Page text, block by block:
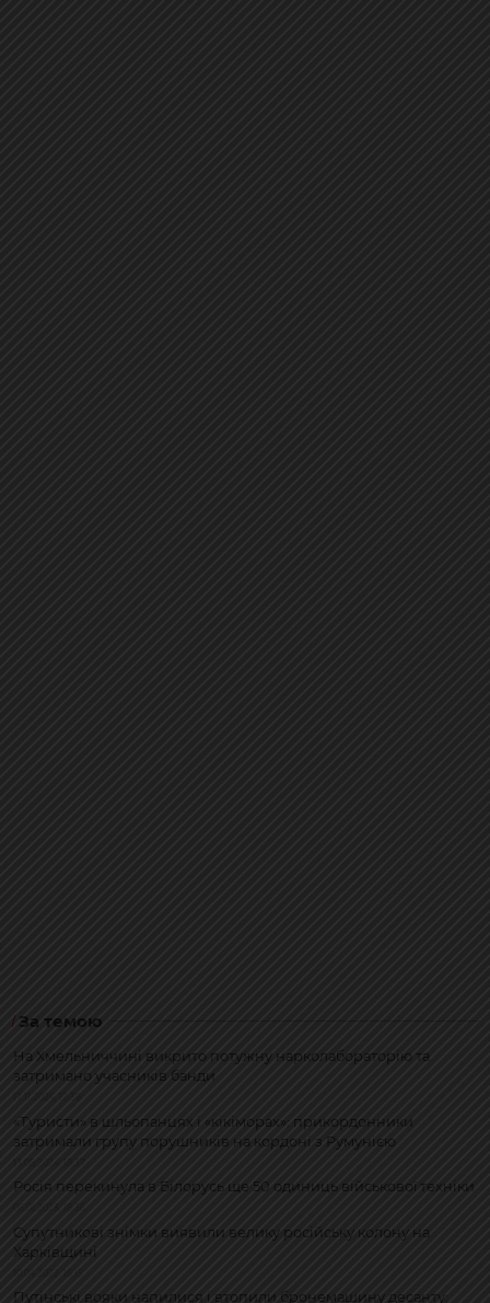
За темою
На Хмельниччині викрито потужну нарколабораторію та
затримано учасників банди
«Туристи» в шльопанцях і «кікіморах»: прикордонники
затримали групу порушників на кордоні з Румунією
Росія перекинула в Білорусь ще 50 одиниць військової техніки
Супутникові знімки виявили велику російську колону на
Харківщині
Путінські вояки напилися і втопили бронемашину десанту: